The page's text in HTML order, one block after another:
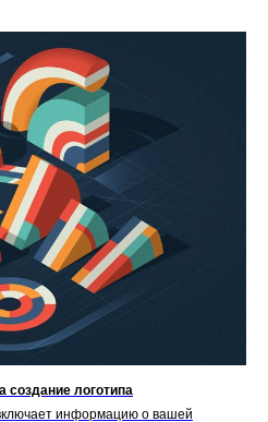
создание логотипа
информацию о вашей